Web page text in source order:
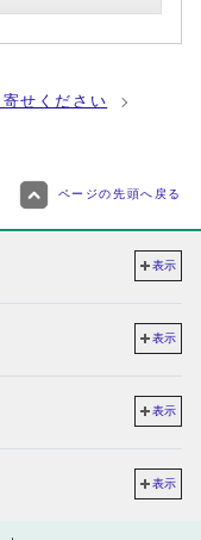
せください
ページの先頭へ戻る
表示
表示
表示
表示